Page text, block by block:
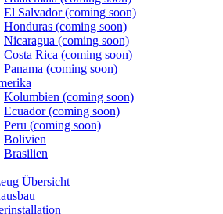
El Salvador (coming soon)
Honduras (coming soon)
Nicaragua (coming soon)
Costa Rica (coming soon)
Panama (coming soon)
Kolumbien (coming soon)
Ecuador (coming soon)
Peru (coming soon)
Bolivien
Brasilien
Übersicht